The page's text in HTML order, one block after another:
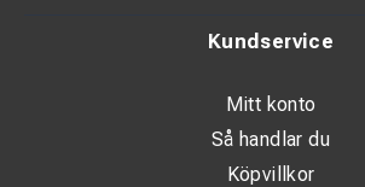
Kundservice
Mitt konto
Så handlar du
Köpvillkor